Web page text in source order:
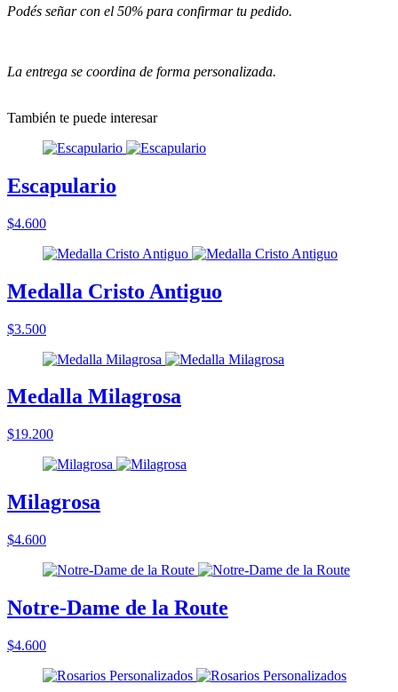
Podés señar con el 50% para confirmar tu pedido.
La entrega se coordina de forma personalizada.
También te puede interesar
Escapulario
$4.600
Medalla Cristo Antiguo
$3.500
Medalla Milagrosa
$19.200
Milagrosa
$4.600
Notre-Dame de la Route
$4.600